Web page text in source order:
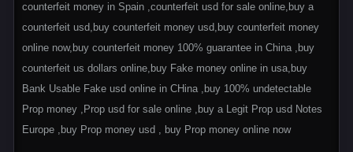
counterfeit money in Spain ,counterfeit usd for sale online,buy a
counterfeit usd,buy counterfeit money usd,buy counterfeit money
online now,buy counterfeit money 100% guarantee in China ,buy
counterfeit us dollars online,buy Fake money online in usa,buy
Bank Usable Fake usd online in CHina ,buy 100% undetectable
Prop money ,Prop usd for sale online ,buy a Legit Prop usd Notes
Europe ,buy Prop money usd , buy Prop money online now